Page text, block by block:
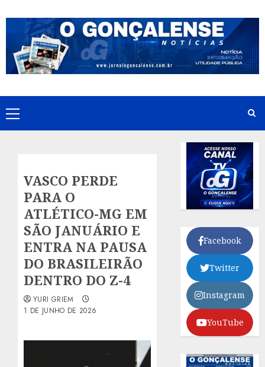
to
content
Primary
Menu
VASCO PERDE
PARA O
ATLÉTICO-MG EM
SÃO JANUÁRIO E
ENTRA NA PAUSA
DO BRASILEIRÃO
DENTRO DO Z-4
YURI GRIEM
1 DE JUNHO DE 2026
Facebook
Twitter
Instagram
YouTube